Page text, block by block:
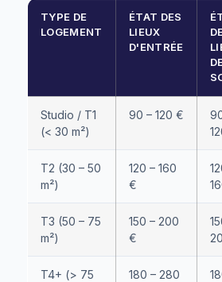
TYPE DE
LOGEMENT
ÉTAT DES
LIEUX
D'ENTRÉE
Studio / T1
(< 30 m²)
90 – 120 €
T2 (30 – 50
m²)
120 – 160
€
T3 (50 – 75
m²)
150 – 200
€
T4+ (> 75
180 – 280